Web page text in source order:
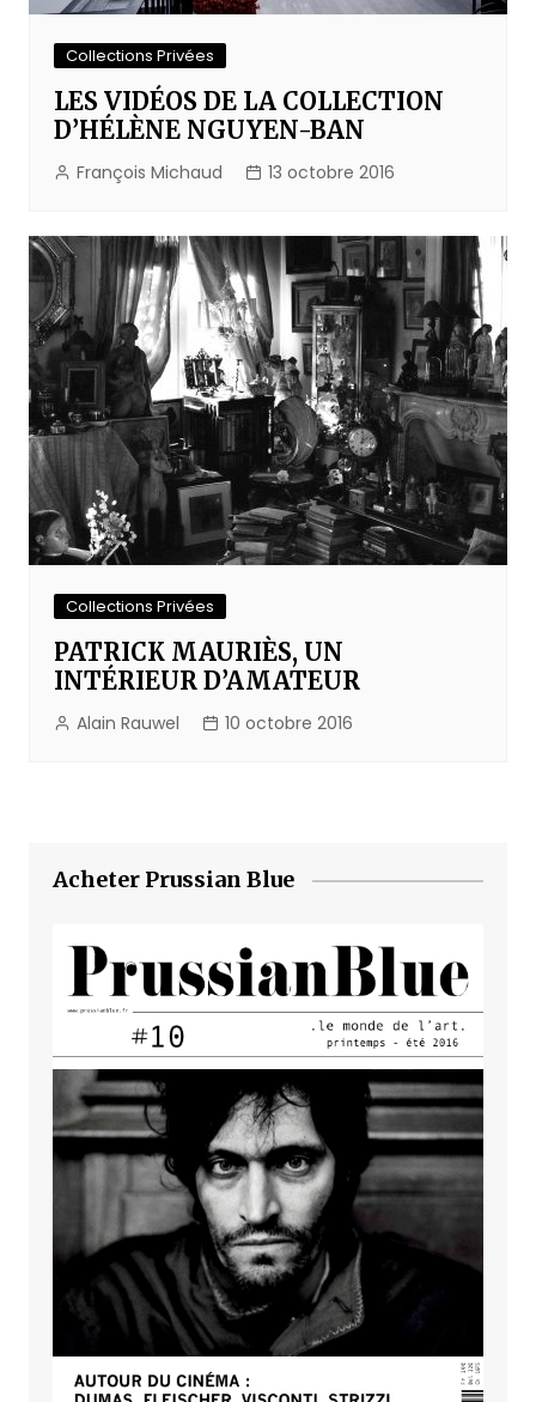
Collections Privées
LES VIDÉOS DE LA COLLECTION
D’HÉLÈNE NGUYEN-BAN
François Michaud 13 octobre 2016
Collections Privées
PATRICK MAURIÈS, UN
INTÉRIEUR D’AMATEUR
Alain Rauwel 10 octobre 2016
Acheter Prussian Blue